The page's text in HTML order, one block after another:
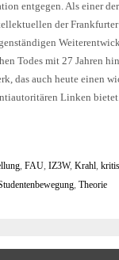
entgegen. Als einer
der
Todes mit 27 Jahren
das auch heute einen
Linken
, FAU, IZ3W, Krahl,
, Theorie